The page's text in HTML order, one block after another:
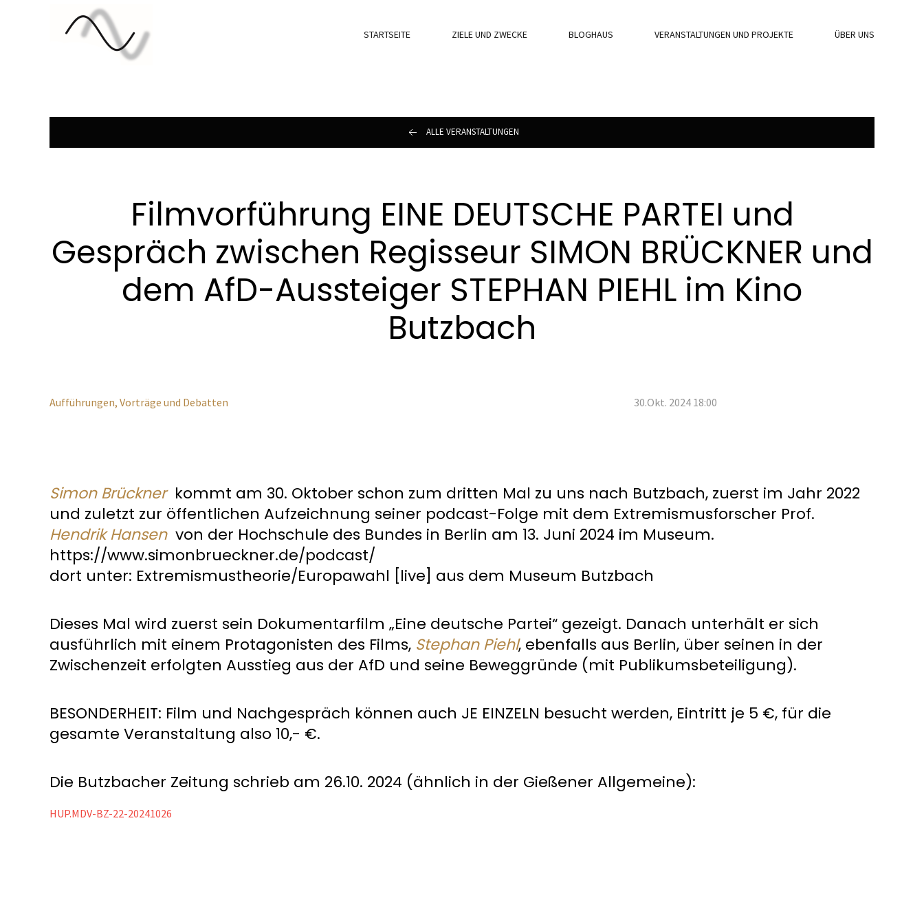
STARTSEITE ZIELE UND ZWECKE BLOGHAUS VERANSTALTUNGEN UND PROJEKTE ÜBER UNS
ALLE VERANSTALTUNGEN
Filmvorführung EINE DEUTSCHE PARTEI und
Gespräch zwischen Regisseur SIMON BRÜCKNER und
dem AfD-Aussteiger STEPHAN PIEHL im Kino
Butzbach
Aufführungen, Vorträge und Debatten 30.Okt. 2024 18:00
Simon Brücknerkommt am 30. Oktober schon zum dritten Mal zu uns nach Butzbach, zuerst im Jahr 2022
und zuletzt zur öffentlichen Aufzeichnung seiner podcast-Folge mit dem Extremismusforscher Prof.
Hendrik Hansenvon der Hochschule des Bundes in Berlin am 13. Juni 2024 im Museum.
https://www.simonbrueckner.de/podcast/
dort unter: Extremismustheorie/Europawahl [live] aus dem Museum Butzbach
Dieses Mal wird zuerst sein Dokumentarfilm „Eine deutsche Partei“ gezeigt. Danach unterhält er sich
ausführlich mit einem Protagonisten des Films, Stephan Piehl, ebenfalls aus Berlin, über seinen in der
Zwischenzeit erfolgten Ausstieg aus der AfD und seine Beweggründe (mit Publikumsbeteiligung).
BESONDERHEIT: Film und Nachgespräch können auch JE EINZELN besucht werden, Eintritt je 5 €, für die
gesamte Veranstaltung also 10,- €.
Die Butzbacher Zeitung schrieb am 26.10. 2024 (ähnlich in der Gießener Allgemeine):
HUP.MDV-BZ-22-20241026